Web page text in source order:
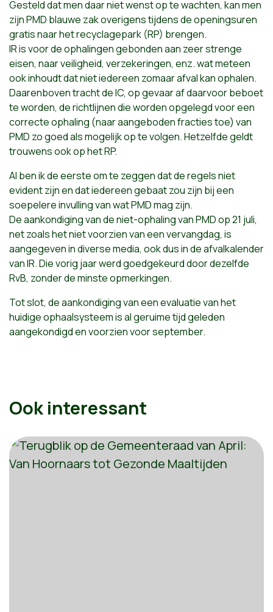
Gesteld dat men daar niet wenst op te wachten, kan men
zijn PMD blauwe zak overigens tijdens de openingsuren
gratis naar het recyclagepark (RP) brengen.
IR is voor de ophalingen gebonden aan zeer strenge
eisen, naar veiligheid, verzekeringen, enz. wat meteen
ook inhoudt dat niet iedereen zomaar afval kan ophalen.
Daarenboven tracht de IC, op gevaar af daarvoor beboet
te worden, de richtlijnen die worden opgelegd voor een
correcte ophaling (naar aangeboden fracties toe) van
PMD zo goed als mogelijk op te volgen. Hetzelfde geldt
trouwens ook op het RP.
Al ben ik de eerste om te zeggen dat de regels niet
evident zijn en dat iedereen gebaat zou zijn bij een
soepelere invulling van wat PMD mag zijn.
De aankondiging van de niet-ophaling van PMD op 21 juli,
net zoals het niet voorzien van een vervangdag, is
aangegeven in diverse media, ook dus in de afvalkalender
van IR. Die vorig jaar werd goedgekeurd door dezelfde
RvB, zonder de minste opmerkingen.
Tot slot, de aankondiging van een evaluatie van het
huidige ophaalsysteem is al geruime tijd geleden
aangekondigd en voorzien voor september.
Ook interessant